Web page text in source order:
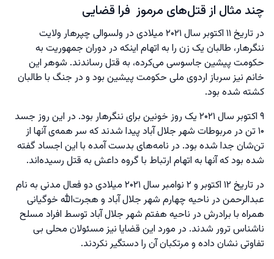
چند مثال از قتل‌های مرموز فرا قضایی
در تاریخ ۱۱ اکتوبر سال ۲۰۲۱ میلادی در ولسوالی چپرهار ولایت
ننگرهار، طالبان یک زن را به اتهام اینکه در دوران جمهوریت به
حکومت پیشین جاسوسی می‌کرده، به قتل رساندند. شوهر این
خانم نیز سرباز اردوی ملی حکومت پیشین بود و در جنگ با طالبان
کشته شده بود.
۹ اکتوبر سال ۲۰۲۱ یک روز خونین برای ننگرهار بود. در این روز جسد
۱۰ تن در مربوطات شهر جلال آباد پیدا شدند که سر همه‌ی آنها از
تن‌شان جدا شده بود. در نامه‌های بدست آمده با این اجساد گفته
شده بود که آنها به اتهام ارتباط با گروه داعش به قتل رسیده‌اند.
در تاریخ ۱۲ اکتوبر و ۲ نوامبر سال ۲۰۲۱ میلادی دو فعال مدنی به نام
عبدالرحمن در ناحیه چهارم شهر جلال آباد و هجرت‌الله خوگیانی
همراه با برادرش در ناحیه هفتم شهر جلال آباد توسط افراد مسلح
ناشناس ترور شدند. در مورد این قضایا نیز مسئولان محلی بی
تفاوتی نشان داده و مرتکبان آن را دستگیر نکردند.